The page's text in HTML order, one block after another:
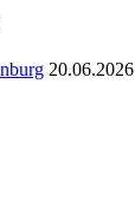
20.06.2026